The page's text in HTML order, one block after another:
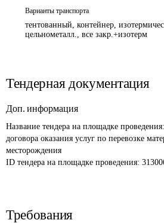
Варианты транспорта
тентованный, контейнер,
цельнометалл., все закр.+изотерм
Тендерная документация
Доп. информация
Название тендера на площадке проведения:
договора оказания услуг по перевозке
месторождения
ID тендера на площадке проведения:
Требования